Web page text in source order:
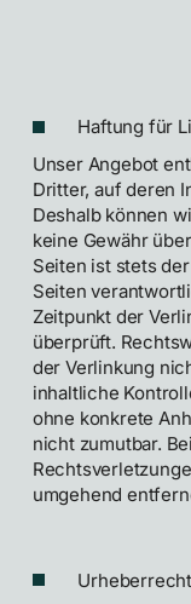
Haftung für
Unser Angebot
Dritter, auf deren
Deshalb können
keine Gewähr
Seiten ist stets
Seiten
Zeitpunkt der
überprüft.
der Verlinkung
inhaltliche
ohne konkrete
nicht zumutbar.
umgehend
Urheberrecht